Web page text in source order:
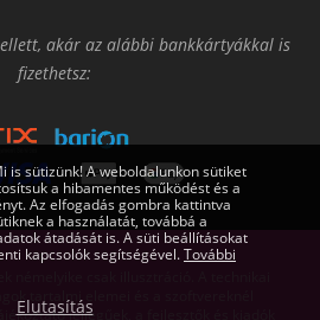
akár az alábbi bankkártyákkal is
fizethetsz:
némelyike csak illusztráció. A technikai
tartalmi elemei és a szoftvereknél
jellegűek, a fejlesztők és kiadók
is sütizünk! A weboldalunkon sütiket
a hibamentes működést és a
Az elfogadás gombra kattintva
a használatát, továbbá a
átadását is. A süti beállításokat
kapcsolók segítségével.További
Elutasítás